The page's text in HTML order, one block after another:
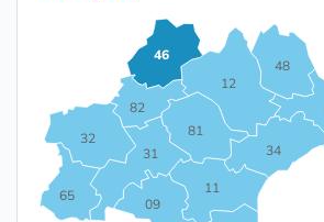
09
11
12
31
32
34
46
48
65
81
82